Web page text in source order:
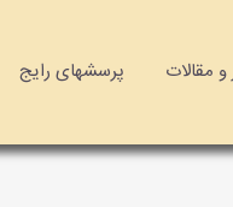
و مقالات پرسشهای رایج